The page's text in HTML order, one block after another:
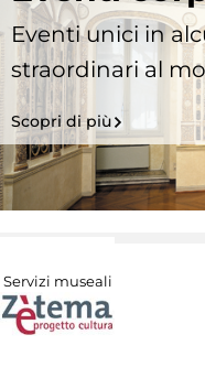
Eventi unici in
straordinari al
Scopri di più
Servizi museali